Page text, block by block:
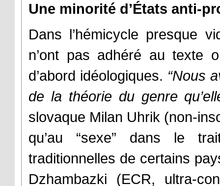
Une minorité d’États anti-
Dans l’hémicycle presque
n’ont pas adhéré au texte
d’abord idéologiques. “Nous
de la théorie du genre
slovaque Milan Uhrik (non-
qu’au “sexe” dans le
traditionnelles de certains
Dzhambazki (ECR, ultra-